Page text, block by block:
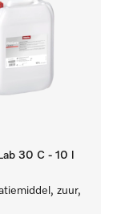
30 C - 10 l
zuur,